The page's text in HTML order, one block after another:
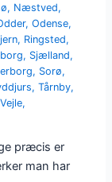
, Næstved,
,Odense,
, Ringsted,
, Sjælland,
, Sorø,
,Tårnby,
Vejle,
præcis er
man har